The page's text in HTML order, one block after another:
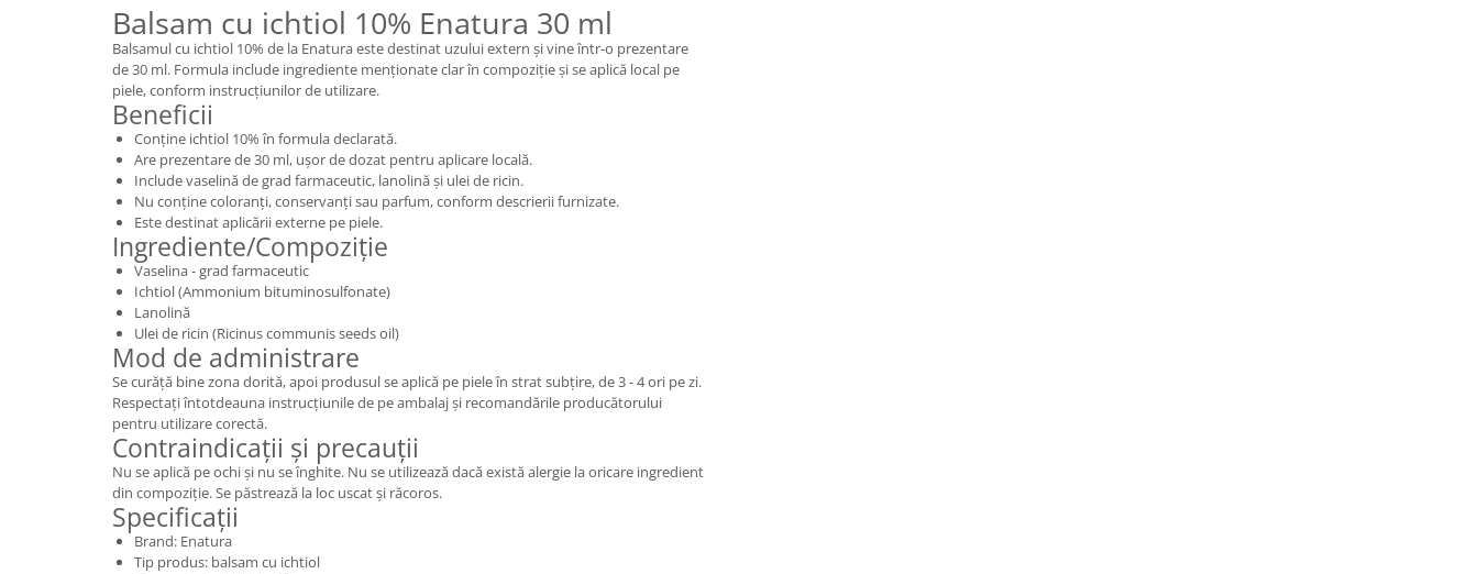
Balsam cu ichtiol 10% Enatura 30 ml
Balsamul cu ichtiol 10% de la Enatura este destinat uzului extern și vine într-o prezentare
de 30 ml. Formula include ingrediente menționate clar în compoziție și se aplică local pe
piele, conform instrucțiunilor de utilizare.
Beneficii
Conține ichtiol 10% în formula declarată.
Are prezentare de 30 ml, ușor de dozat pentru aplicare locală.
Include vaselină de grad farmaceutic, lanolină și ulei de ricin.
Nu conține coloranți, conservanți sau parfum, conform descrierii furnizate.
Este destinat aplicării externe pe piele.
Ingrediente/Compoziție
Vaselina - grad farmaceutic
Ichtiol (Ammonium bituminosulfonate)
Lanolină
Ulei de ricin (Ricinus communis seeds oil)
Mod de administrare
Se curăță bine zona dorită, apoi produsul se aplică pe piele în strat subțire, de 3 - 4 ori pe zi.
Respectați întotdeauna instrucțiunile de pe ambalaj și recomandările producătorului
pentru utilizare corectă.
Contraindicații și precauții
Nu se aplică pe ochi și nu se înghite. Nu se utilizează dacă există alergie la oricare ingredient
din compoziție. Se păstrează la loc uscat și răcoros.
Specificații
Brand: Enatura
Tip produs: balsam cu ichtiol